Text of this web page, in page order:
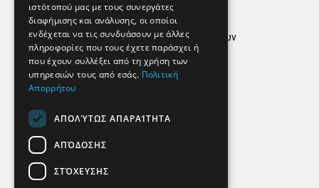
Όροι Χρήσης
Πολιτική προστασίας δεδομένων
Findhere
Social Media
ιστότοπού μας με τους συνεργάτες
διαφήμισης και ανάλυσης, οι οποίοι
ενδέχεται να τις συνδυάσουν με άλλες
πληροφορίες που τους έχετε παράσχει ή
που έχουν συλλέξει από τη χρήση των
υπηρεσιών τους από εσάς. Πολιτική
Απορρήτου
ΑΠΟΛΎΤΩΣ ΑΠΑΡΑΊΤΗΤΑ
ΑΠΌΔΟΣΗΣ
ΣΤΌΧΕΥΣΗΣ